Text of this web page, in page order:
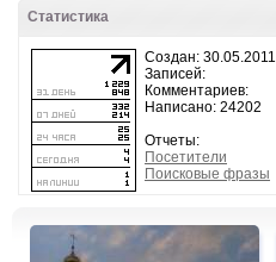
Статистика
Создан: 30.05.2011
Записей:
Комментариев:
Написано: 24202
Отчеты:
Посетители
Поисковые фразы